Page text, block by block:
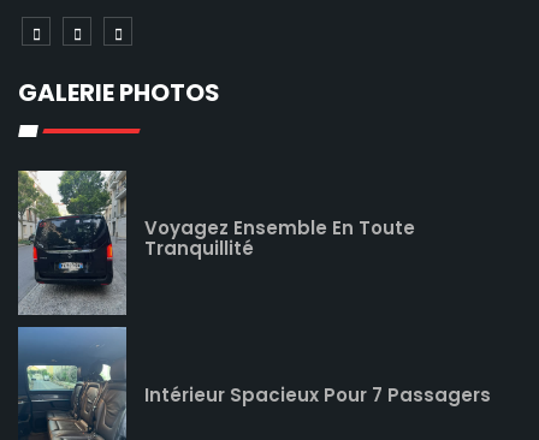
GALERIE PHOTOS
Voyagez Ensemble En Toute
Tranquillité
Intérieur Spacieux Pour 7 Passagers